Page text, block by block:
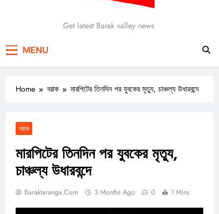
Barak Taranga
Get latest Barak valley news
MENU
Home বরাক মারপিটের তিনদিন পর যুবকের মৃত্যু, চাঞ্চল্য উধারবন্দে
বরাক
মারপিটের তিনদিন পর যুবকের মৃত্যু,
চাঞ্চল্য উধারবন্দে
Baraktaranga.com 3 Months Ago 0 1 Mins